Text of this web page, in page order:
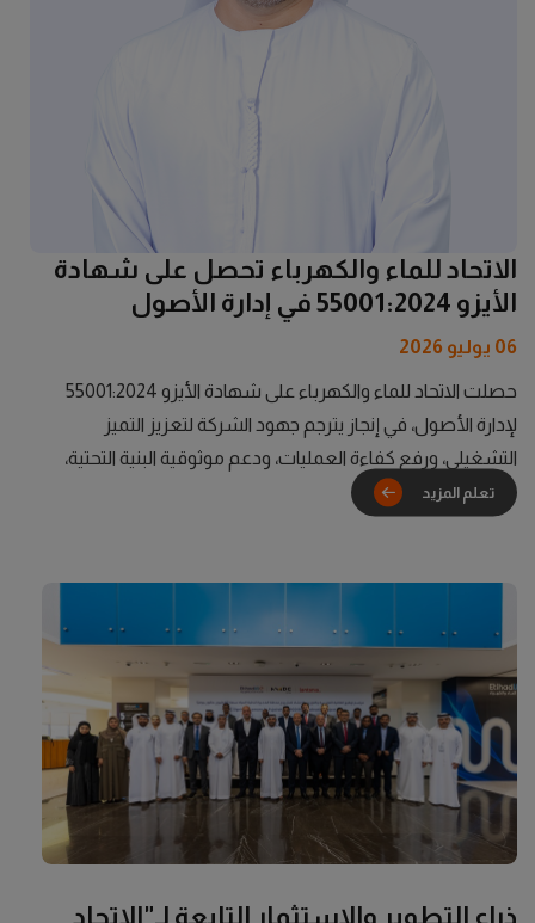
الاتحاد للماء والكهرباء تحصل على شهادة
الأيزو 55001:2024 في إدارة الأصول
06 يوليو 2026
حصلت الاتحاد للماء والكهرباء على شهادة الأيزو 55001:2024
لإدارة الأصول، في إنجاز يترجم جهود الشركة لتعزيز التميز
التشغيلي، ورفع كفاءة العمليات، ودعم موثوقية البنية التحتية،
وتحقيق قيمة مستدامة طويلة المدى.
لإدارة الأصول يتسق مع أفضل الممارسات المعترف بها دوليًا،
كما يعكس قدرتها على إدارة هذه الأصول بكفاءة، بما يوازن بين
الأداء والمخاطر والتكلفة والقيمة، وبالتالي دعم تحقيق أهدافها
الاستراتيجية.
ويكتسب هذا الإنجاز أهمية خاصة بالنظر إلى أن نظام
إدارة الأصول جرى تطويره وتطبيقه بالكامل بقدرات فرق العمل
في الاتحاد للماء والكهرباء، بما يدلل على كفاءة كوادرها الفنية
والتشغيلية، وحرص الشركة على بناء خبرات مؤسسية مستدامة.
وقال المهندس عبدالله الخميري، الرئيس التنفيذي للعمليات
في الاتحاد للماء والكهرباء: «يمثل حصول الاتحاد للماء والكهرباء
ذراع التطوير والاستثمار التابعة لـ"الاتحاد